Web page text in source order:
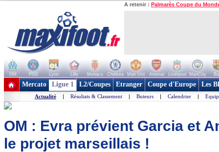
A retenir : Palmarès Coupe du
OM PSG Lyon Lille Monaco Chelsea Man Utd Arsenal Liverpool ManCity
+ de clubs
Mercato Ligue 1 L2/Coupes Etranger Coupe d'Europe Les
Actualité | Résultats & Classement | Buteurs | Calendrier |
OM : Evra prévient Garcia et
le projet marseillais !